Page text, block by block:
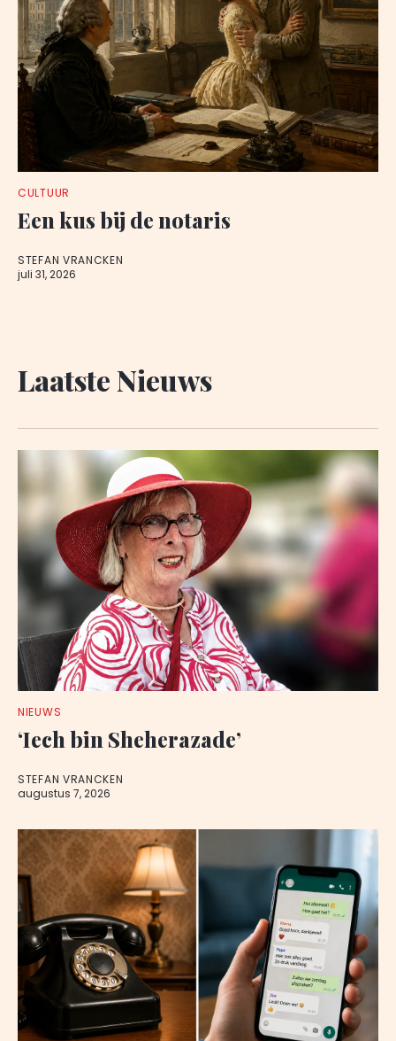
CULTUUR
Een kus bij de notaris
STEFAN VRANCKEN
juli 31, 2026
Laatste Nieuws
NIEUWS
‘Iech bin Sheherazade’
STEFAN VRANCKEN
augustus 7, 2026